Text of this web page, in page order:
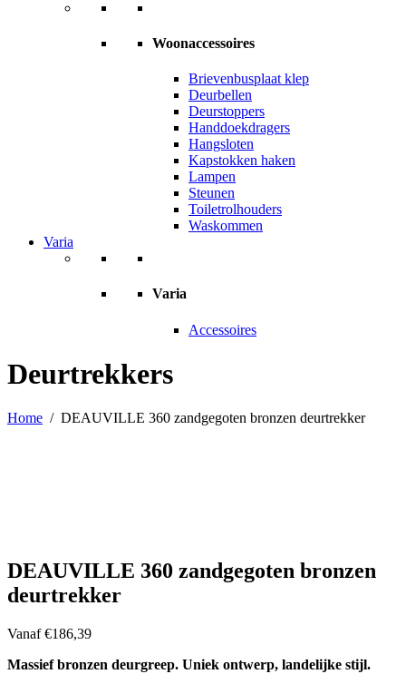
Woonaccessoires
Brievenbusplaat klep
Deurbellen
Deurstoppers
Handdoekdragers
Hangsloten
Kapstokken haken
Lampen
Steunen
Toiletrolhouders
Waskommen
Varia
Varia
Accessoires
Deurtrekkers
Home / DEAUVILLE 360 zandgegoten bronzen deurtrekker
DEAUVILLE 360 zandgegoten bronzen
deurtrekker
Vanaf€186,39
Massief bronzen deurgreep. Uniek ontwerp, landelijke stijl.